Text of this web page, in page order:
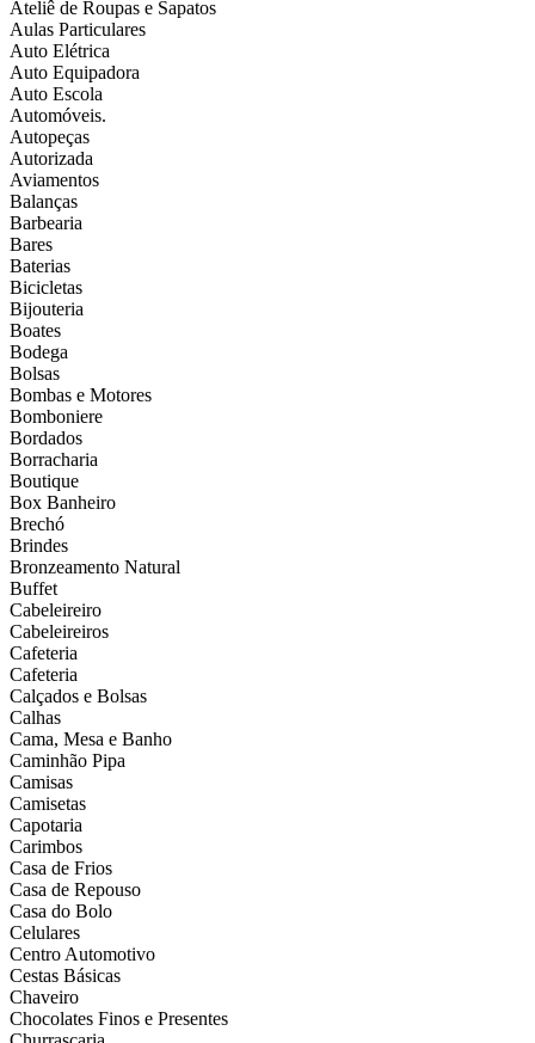
Ateliê de Roupas e Sapatos
Aulas Particulares
Auto Elétrica
Auto Equipadora
Auto Escola
Automóveis.
Autopeças
Autorizada
Aviamentos
Balanças
Barbearia
Bares
Baterias
Bicicletas
Bijouteria
Boates
Bodega
Bolsas
Bombas e Motores
Bomboniere
Bordados
Borracharia
Boutique
Box Banheiro
Brechó
Brindes
Bronzeamento Natural
Buffet
Cabeleireiro
Cabeleireiros
Cafeteria
Cafeteria
Calçados e Bolsas
Calhas
Cama, Mesa e Banho
Caminhão Pipa
Camisas
Camisetas
Capotaria
Carimbos
Casa de Frios
Casa de Repouso
Casa do Bolo
Celulares
Centro Automotivo
Cestas Básicas
Chaveiro
Chocolates Finos e Presentes